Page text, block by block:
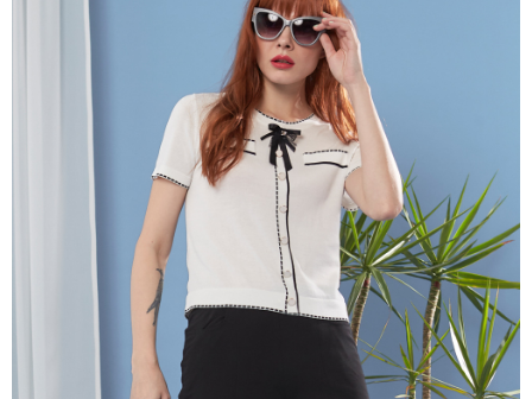
1.分期款項不併入電信帳單，「大哥付你分期」於每月結算日後寄送繳費提
2.透過簡訊連結打開帳單後，可選擇「超商條碼／台灣大直營門市／銀行轉
帳／街口支付／iPASS MONEY」等通路繳費。
1.本服務係由「台灣大哥大股份有限公司」（以下簡稱本公司）所提供，讓
用戶於交易時，得透過本服務購買商品或服務，並由商店將買賣／分期付款
買賣價金債權讓與本公司後，依約使用本公司帳單繳交帳款。
2.基於同意付款使用「大哥付你分期」之契約關係目的，商店將以您的個人
資料（包含姓名、電話或地址）提供予台灣大哥大進項蒐集、處理及利用，
由本公司與您本人進行分期帳單所需資料之確認、核對及更正。
3.完整用戶服務條款，請詳閱以下連結：https://oppay.tw/userRule
【「AFTEE先享後付」結帳流程】
１．於結帳方式選擇「AFTEE先享後付」後，將跳轉至「AFTEE先享後付」
結帳頁面，進行簡訊認證並確認金額後，即可完成結帳。
２．訂單成立數日內，您將收到繳費通知簡訊。
３．收到繳費通知簡訊後14天內，點擊此簡訊中的連結，可透過四大超商／
ATM／網路銀行／等多元方式進行付款，方視為交易完成。
※ 請注意：結帳手續完成當下不需立刻繳費，但若您需要取消訂單，請聯絡
購買商品的店家。未經商家同意取消之訂單仍視為有效，需透過AFTEE先享
後付繳納相關費用。
※ 交易是否成功請以「AFTEE先享後付 」之結帳頁面顯示為準，若有關於
是否繳費成功／繳費後需取消欲退款等相關疑問，請聯繫「AFTEE先享後付
客戶支援中心」
https://netprotections.freshdesk.com/support/home
１．透過由恩沛科技股份有限公司提供之「AFTEE先享後付」服務完成之交
易，需依本服務之必要範圍內提供個人資料，並將交易相關給付款項請求債
權轉讓予恩沛科技股份有限公司。
２．關於個人資料處理事宜，請瀏覽以下網址：
每筆NT$120，滿NT$2,000(含以上)免運費
每筆NT$120，滿NT$2,000(含以上)免運費
每筆NT$120，滿NT$2,000(含以上)免運費